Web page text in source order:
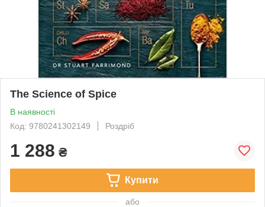
The Science of Spice
В наявності
Код: 9780241302149
Роздріб
1 288 ₴
Купити
або